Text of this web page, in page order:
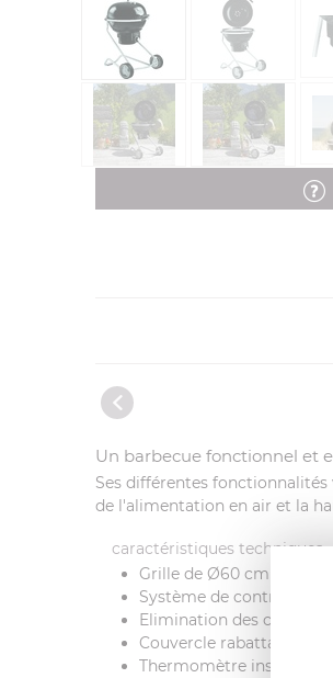
Un barbecue fonctionnel et
Ses différentes
de l'alimentation en air et la
caractéristiques techniques
Grille de Ø60 cm
Système de control AIR
Elimination des cendres
Couvercle rabattable
Thermomètre inséré